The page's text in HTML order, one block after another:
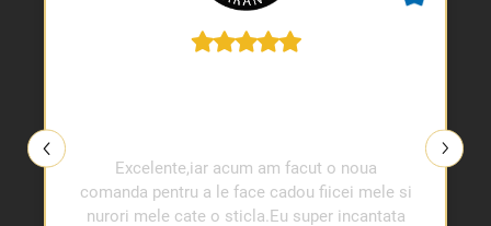
Excelente,iar acum am facut o noua
comanda pentru a le face cadou fiicei mele si
nurori mele cate o sticla.Eu super incantata